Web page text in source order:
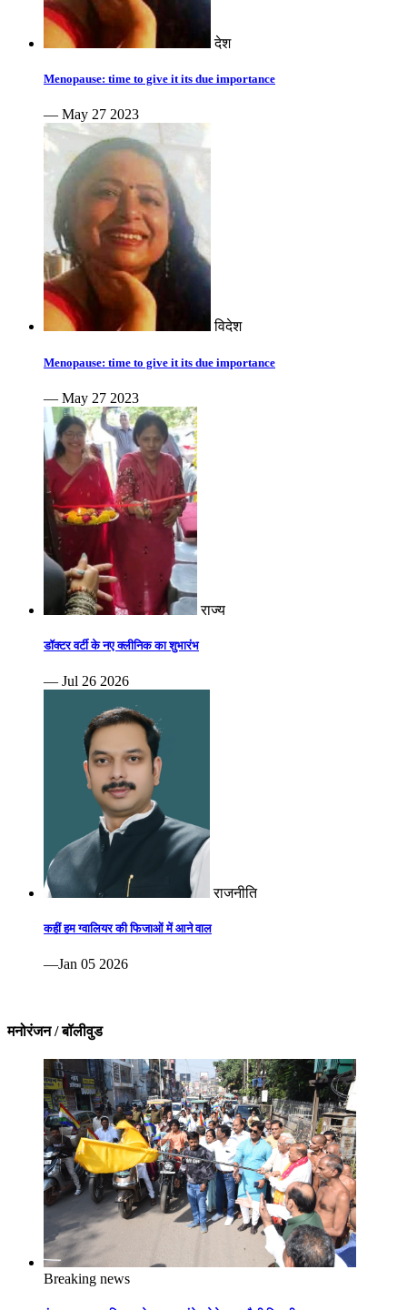
देश
Menopause: time to give it its due importance
— May 27 2023
विदेश
Menopause: time to give it its due importance
— May 27 2023
राज्य
डॉक्टर वर्टी के नए क्लीनिक का शुभारंभ
— Jul 26 2026
राजनीति
कहीं हम ग्वालियर की फिजाओं में आने वाल
—Jan 05 2026
मनोरंजन / बॉलीवुड
Breaking news